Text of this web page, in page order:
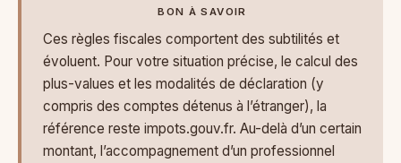
BON À SAVOIR
Ces règles fiscales comportent des subtilités et
évoluent. Pour votre situation précise, le calcul des
plus-values et les modalités de déclaration (y
compris des comptes détenus à l’étranger), la
référence reste impots.gouv.fr. Au-delà d’un certain
montant, l’accompagnement d’un professionnel